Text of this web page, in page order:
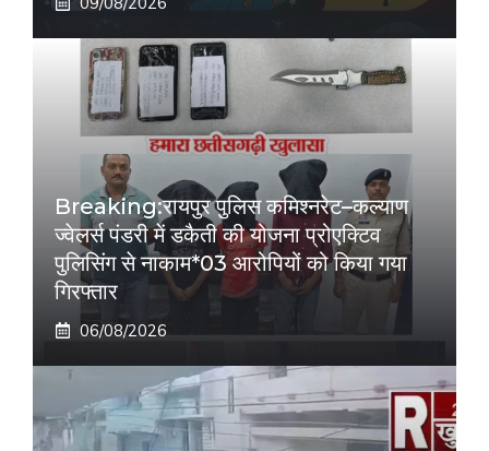
Breaking:रायपुर पुलिस कमिश्नरेट–कल्याण
ज्वेलर्स पंडरी में डकैती की योजना प्रोएक्टिव
पुलिसिंग से नाकाम*03 आरोपियों को किया गया
गिरफ्तार
06/08/2026